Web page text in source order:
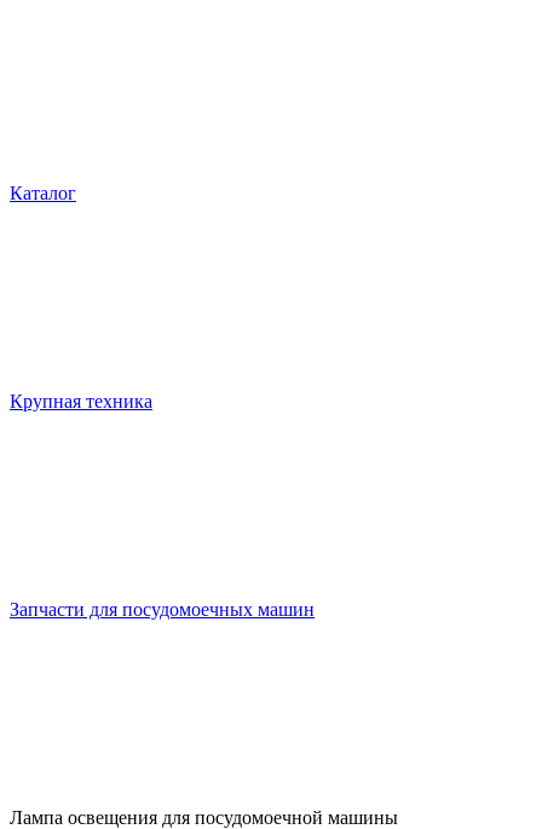
Каталог
Крупная техника
Запчасти для посудомоечных машин
Лампа освещения для посудомоечной машины